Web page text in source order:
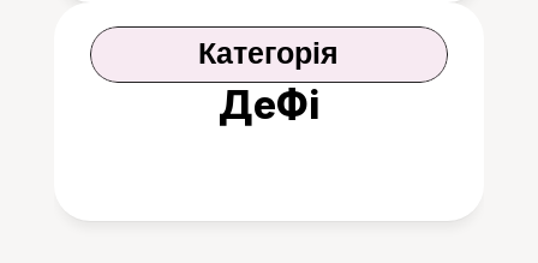
Категорія
ДеФі